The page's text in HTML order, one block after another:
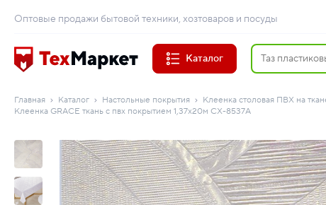
Оптовые продажи бытовой техники, хозтоваров и посуды
Каталог
Главная Каталог Настольные покрытия Клеенка столовая ПВХ на
Клеенка GRACE ткань с пвх покрытием 1,37х20м CX-8537A